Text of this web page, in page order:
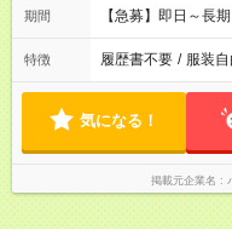
期間 【急募】即日～長
特徴 履歴書不要 / 服装自
気になる！
掲載元企業名